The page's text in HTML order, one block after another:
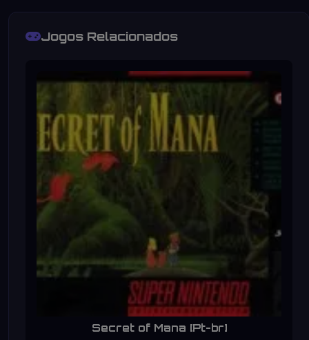
Jogos Relacionados
Secret of Mana [Pt-br]